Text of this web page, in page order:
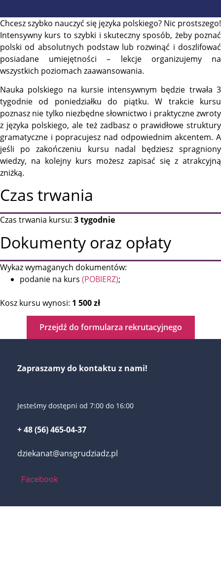
Chcesz szybko nauczyć się języka polskiego? Nic prostszego!
Intensywny kurs to szybki i skuteczny sposób, żeby poznać
polski od absolutnych podstaw lub rozwinąć i doszlifować
posiadane umiejętności – lekcje organizujemy na
wszystkich poziomach zaawansowania.
Nauka polskiego na kursie intensywnym będzie trwała 3
tygodnie od poniedziałku do piątku. W trakcie kursu
poznasz nie tylko niezbędne słownictwo i praktyczne zwroty
z języka polskiego, ale też zadbasz o prawidłowe struktury
gramatyczne i popracujesz nad odpowiednim akcentem. A
jeśli po zakończeniu kursu nadal będziesz spragniony
wiedzy, na kolejny kurs możesz zapisać się z atrakcyjną
zniżką.
Czas trwania
Czas trwania kursu: 3 tygodnie
Dokumenty oraz opłaty
Wykaz wymaganych dokumentów:
podanie na kurs (POBIERZ);
Kosz kursu wynosi: 1 500 zł
Przejdź do formularza rekrutacyjnego
Zapraszamy do kontaktu z nami!
Jesteśmy dostępni od 7:00 do 16:00
+ 48 (56) 465-04-37
dziekanat@ansgrudziadz.pl
Facebook